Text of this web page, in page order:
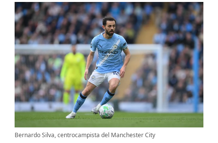
Bernardo Silva, centrocampista del Manchester City